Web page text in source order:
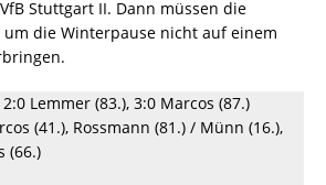
Stuttgart II. Dann müssen die
die Winterpause nicht auf einem
Lemmer (83.), 3:0 Marcos (87.)
(41.), Rossmann (81.) / Münn (16.),
(66.)